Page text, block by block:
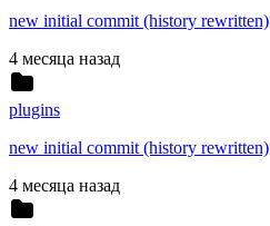
new initial commit (history rewritten)
4 месяца назад
plugins
new initial commit (history rewritten)
4 месяца назад